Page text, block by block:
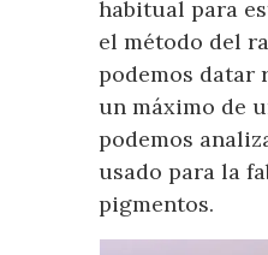
habitual para
el método del
podemos datar
un máximo de
podemos
usado para la
pigmentos.